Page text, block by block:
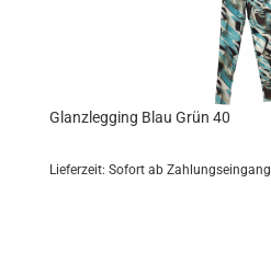
Glanzlegging Blau Grün 40
Lieferzeit: Sofort ab Zahlungseingang